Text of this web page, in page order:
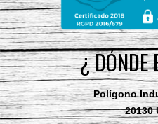
¿ DÓNDE
Polígono
20130